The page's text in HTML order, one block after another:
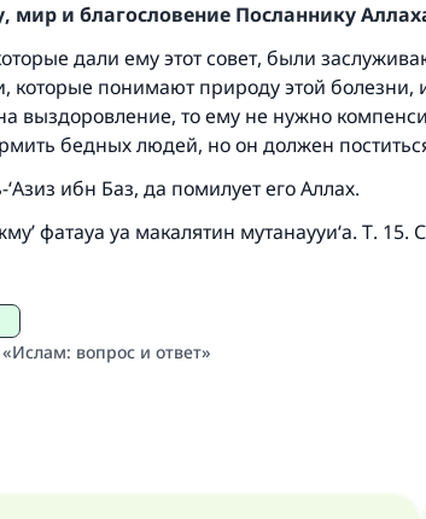
мир и благословение Посланнику
дали ему этот совет, были
которые понимают природу этой болезни,
выздоровление, то ему не нужно
бедных людей, но он должен
‘Азиз ибн Баз, да помилует его Аллах.
фатауа уа макалятин мутанаууи‘а. Т. 15.
«Ислам: вопрос и ответ»
№ 110845 помог
Помогите нам предоставить
Посланник Аллаха, мир ему и
на благое (полагается) такая же
совершившему его»
(МУСЛИМ, № 1893).